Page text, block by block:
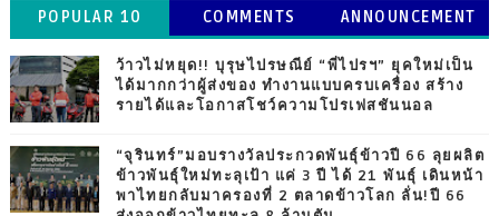
POPULAR 10 COMMENTS ANNOUNCEMENT
ว้าวไม่หยุด!! บุรุษไปรษณีย์ “พี่ไปรฯ” ยุคใหม่เป็น
ได้มากกว่าผู้ส่งของ ทำงานแบบครบเครื่อง สร้าง
รายได้และโอกาสโชว์ความโปรเฟสชันนอล
“จุรินทร์”มอบรางวัลประกวดพันธุ์ข้าวปี 66 ลุยผลิต
ข้าวพันธุ์ใหม่ทะลุเป้า แค่ 3 ปี ได้ 21 พันธุ์ เดินหน้า
พาไทยกลับมาครองที่ 2 ตลาดข้าวโลก ลั่น!ปี 66